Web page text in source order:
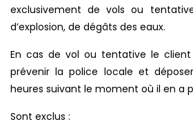
exclusivement de vols ou
d’explosion, de dégâts des eaux.
En cas de vol ou tentative le
prévenir la police locale et
heures suivant le moment où il en a
Sont exclus :